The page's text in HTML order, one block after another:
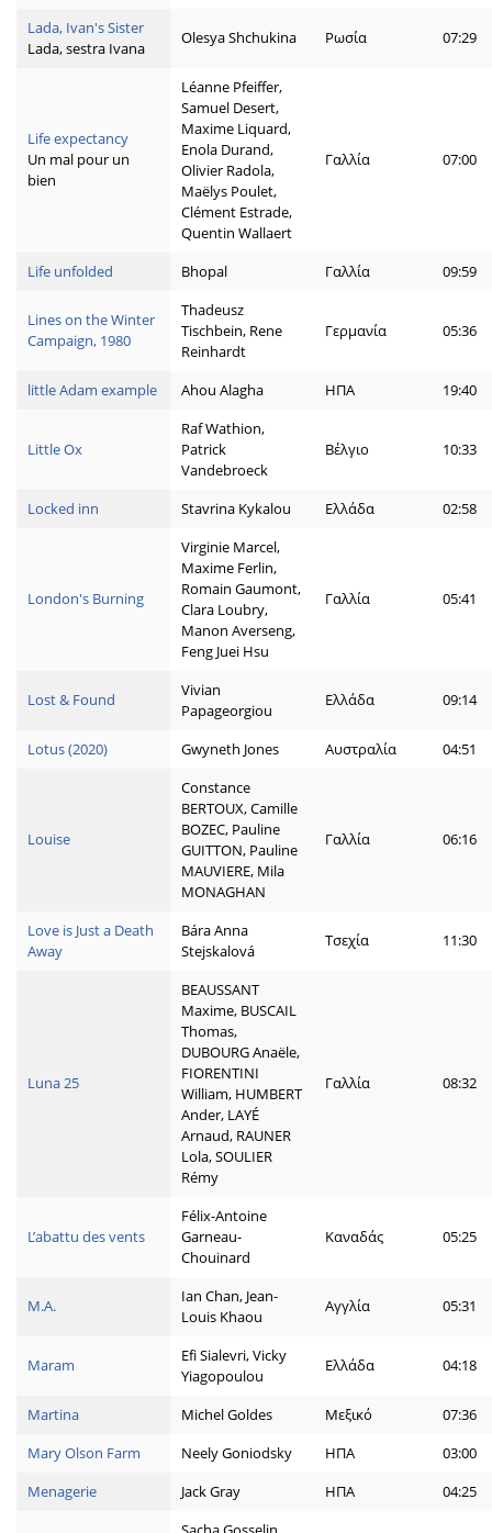
Lada, Ivan's Sister
Lada, sestra Ivana
Olesya Shchukina Ρωσία 07:29
Life expectancy
Un mal pour un
bien
Léanne Pfeiffer,
Samuel Desert,
Maxime Liquard,
Enola Durand,
Olivier Radola,
Maëlys Poulet,
Clément Estrade,
Quentin Wallaert
Γαλλία 07:00
Life unfolded Bhopal Γαλλία 09:59
Lines on the Winter
Campaign, 1980
Thadeusz
Tischbein, Rene
Reinhardt
Γερμανία 05:36
little Adam example Ahou Alagha ΗΠΑ 19:40
Little Ox
Raf Wathion,
Patrick
Vandebroeck
Βέλγιο 10:33
Locked inn Stavrina Kykalou Ελλάδα 02:58
London's Burning
Virginie Marcel,
Maxime Ferlin,
Romain Gaumont,
Clara Loubry,
Manon Averseng,
Feng Juei Hsu
Γαλλία 05:41
Lost & Found
Vivian
Papageorgiou
Ελλάδα 09:14
Lotus (2020) Gwyneth Jones Αυστραλία 04:51
Louise
Constance
BERTOUX, Camille
BOZEC, Pauline
GUITTON, Pauline
MAUVIERE, Mila
MONAGHAN
Γαλλία 06:16
Love is Just a Death
Away
Bára Anna
Stejskalová
Τσεχία 11:30
Luna 25
BEAUSSANT
Maxime, BUSCAIL
Thomas,
DUBOURG Anaële,
FIORENTINI
William, HUMBERT
Ander, LAYÉ
Arnaud, RAUNER
Lola, SOULIER
Rémy
Γαλλία 08:32
L’abattu des vents
Félix-Antoine
Garneau-
Chouinard
Καναδάς 05:25
M.A.
Ian Chan, Jean-
Louis Khaou
Αγγλία 05:31
Maram
Efi Sialevri, Vicky
Yiagopoulou
Ελλάδα 04:18
Martina Michel Goldes Μεξικό
07:36
Mary Olson Farm
Neely Goniodsky ΗΠΑ
03:00
Menagerie
Jack Gray ΗΠΑ
04:25